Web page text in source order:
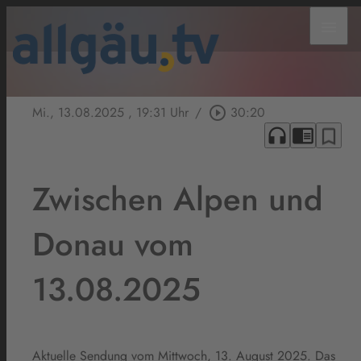
Mi., 13.08.2025 , 19:31 Uhr / play_circle_outline 30:20
headphones chrome_reader_mode bookmark_border
Zwischen Alpen und
Donau vom
13.08.2025
Aktuelle Sendung vom Mittwoch, 13. August 2025. Das